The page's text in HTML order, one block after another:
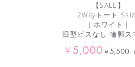
【SALE】
2Wayトート
｜ホワイト｜
旧型ビスなし 輪郭ス
¥5,000 ¥ 5,500